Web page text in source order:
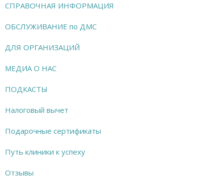
СПРАВОЧНАЯ ИНФОРМАЦИЯ
ОБСЛУЖИВАНИЕ по ДМС
ДЛЯ ОРГАНИЗАЦИЙ
МЕДИА О НАС
ПОДКАСТЫ
Налоговый вычет
Подарочные сертификаты
Путь клиники к успеху
Отзывы